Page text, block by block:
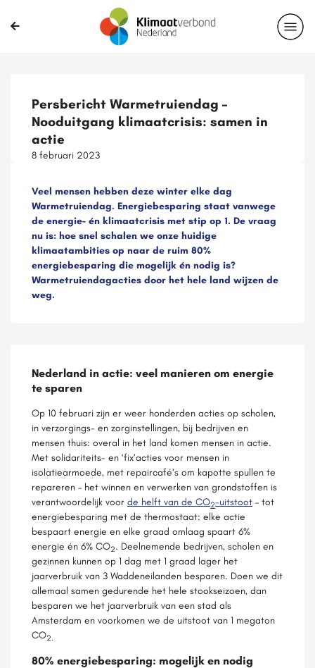
Persbericht Warmetruiendag –
Nooduitgang klimaatcrisis: samen in
actie
8 februari 2023
Veel mensen hebben deze winter elke dag
Warmetruiendag. Energiebesparing staat vanwege
de energie- én klimaatcrisis met stip op 1. De vraag
nu is: hoe snel schalen we onze huidige
klimaatambities op naar de ruim 80%
energiebesparing die mogelijk én nodig is?
Warmetruiendagacties door het hele land wijzen de
weg.
Nederland in actie: veel manieren om energie
te sparen
Op 10 februari zijn er weer honderden acties op scholen,
in verzorgings- en zorginstellingen, bij bedrijven en
mensen thuis: overal in het land komen mensen in actie.
Met solidariteits- en ‘fix’acties voor mensen in
isolatiearmoede, met repaircafé’s om kapotte spullen te
repareren – het winnen en verwerken van grondstoffen is
verantwoordelijk voor de helft van de CO2-uitstoot – tot
energiebesparing met de thermostaat: elke actie
bespaart energie en elke graad omlaag spaart 6%
energie én 6% CO2. Deelnemende bedrijven, scholen en
gezinnen kunnen op 1 dag met 1 graad lager het
jaarverbruik van 3 Waddeneilanden besparen. Doen we dit
allemaal samen gedurende het hele stookseizoen, dan
besparen we het jaarverbruik van een stad als
Amsterdam en voorkomen we de uitstoot van 1 megaton
CO2.
80% energiebesparing: mogelijk en nodig